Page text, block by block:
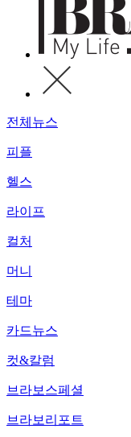
전체뉴스
피플
헬스
라이프
컬처
머니
테마
카드뉴스
컷&칼럼
브라보스페셜
브라보리포트